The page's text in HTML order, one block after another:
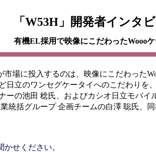
「W53H」開発者インタ
有機EL採用で映像にこだわったWoooケ
場に投入するのは、映像にこだわった
日立のワンセグケータイへのこだわりを
ーの池田 稔氏、およびカシオ日立モバ
統括グループ 企画チームの白澤 聡氏、
せください。